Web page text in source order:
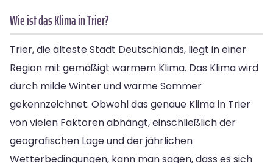
Wie ist das Klima in Trier?
Trier, die älteste Stadt Deutschlands, liegt in einer
Region mit gemäßigt warmem Klima. Das Klima wird
durch milde Winter und warme Sommer
gekennzeichnet. Obwohl das genaue Klima in Trier
von vielen Faktoren abhängt, einschließlich der
geografischen Lage und der jährlichen
Wetterbedingungen, kann man sagen, dass es sich